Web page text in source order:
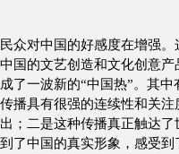
众对中国的好感度在增强。
国的文艺创造和文化创意产
了一波新的“中国热”。其中
播具有很强的连续性和关注
；二是这种传播真正触达了
了中国的真实形象，感受到